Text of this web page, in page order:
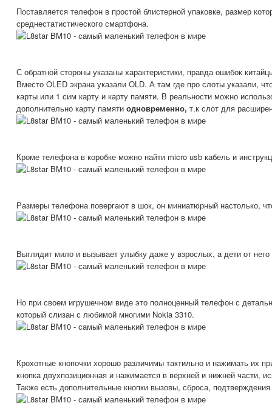
Поставляется телефон в простой блистерной упаковке, размер
среднестатистического смартфона.
С обратной стороны указаны характеристики, правда ошибок
Вместо OLED экрана указали OLD. А там где про слоты указали,
карты или 1 сим карту и карту памяти. В реальности можно
дополнительно карту памяти одновременно, т.к слот для
Кроме телефона в коробке можно найти micro usb кабель и
Размеры телефона повергают в шок, он миниатюрный настолько,
Выглядит мило и вызывает улыбку даже у взрослых, а дети от него
Но при своем игрушечном виде это полноценный телефон с
который слизан с любимой многими Nokia 3310.
Крохотные кнопочки хорошо различимы тактильно и нажимать их
кнопка двухпозиционная и нажимается в верхней и нижней части,
Также есть дополнительные кнопки вызовы, сброса,